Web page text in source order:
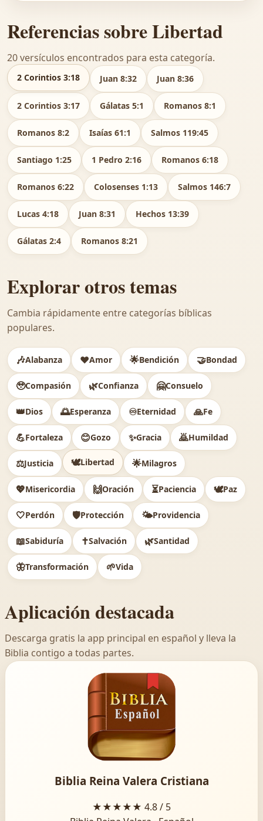
Referencias sobre Libertad
20 versículos encontrados para esta categoría.
2 Corintios 3:18 Juan 8:32 Juan 8:36
2 Corintios 3:17 Gálatas 5:1 Romanos 8:1
Romanos 8:2 Isaías 61:1 Salmos 119:45
Santiago 1:25 1 Pedro 2:16 Romanos 6:18
Romanos 6:22 Colosenses 1:13 Salmos 146:7
Lucas 4:18 Juan 8:31 Hechos 13:39
Gálatas 2:4 Romanos 8:21
Explorar otros temas
Cambia rápidamente entre categorías bíblicas
populares.
🎶Alabanza ❤️Amor 🌟Bendición 🤝Bondad
🥹Compasión 🌿Confianza 🤗Consuelo
👑Dios 🌅Esperanza ♾️Eternidad 🙏Fe
💪Fortaleza 😊Gozo ✨Gracia 🙇Humildad
⚖️Justicia 🕊Libertad 🌟Milagros
💖Misericordia 🙌Oración ⏳Paciencia 🕊️Paz
🤍Perdón 🛡️Protección 🌤️Providencia
📖Sabiduría ✝️Salvación 🌿Santidad
🦋Transformación 🌱Vida
Aplicación destacada
Descarga gratis la app principal en español y lleva la
Biblia contigo a todas partes.
Biblia Reina Valera Cristiana
★★★★★ 4.8 / 5